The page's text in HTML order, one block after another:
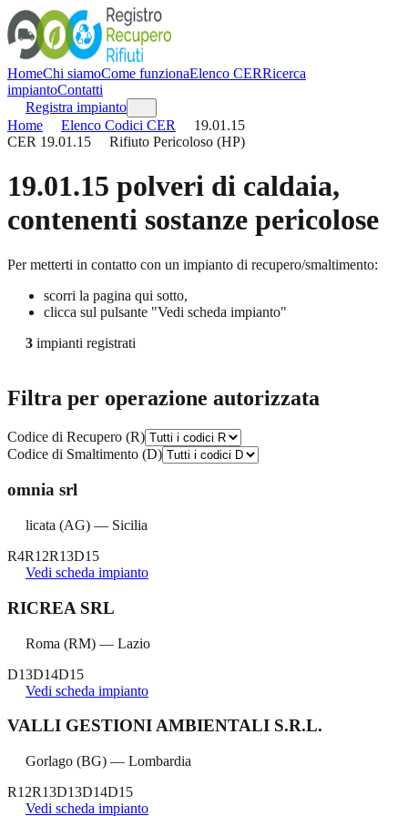
HomeChi siamoCome funzionaElenco CERRicerca
impiantoContatti
Registra impianto
Home
Elenco Codici CER
19.01.15
CER 19.01.15 Rifiuto Pericoloso (HP)
19.01.15 polveri di caldaia,
contenenti sostanze pericolose
Per metterti in contatto con un impianto di recupero/smaltimento:
scorri la pagina qui sotto,
clicca sul pulsante "Vedi scheda impianto"
3 impianti registrati
Filtra per operazione autorizzata
Codice di Recupero (R)
Codice di Smaltimento (D)
omnia srl
licata (AG) — Sicilia
R4R12R13D15
Vedi scheda impianto
RICREA SRL
Roma (RM) — Lazio
D13D14D15
Vedi scheda impianto
VALLI GESTIONI AMBIENTALI S.R.L.
Gorlago (BG) — Lombardia
R12R13D13D14D15
Vedi scheda impianto